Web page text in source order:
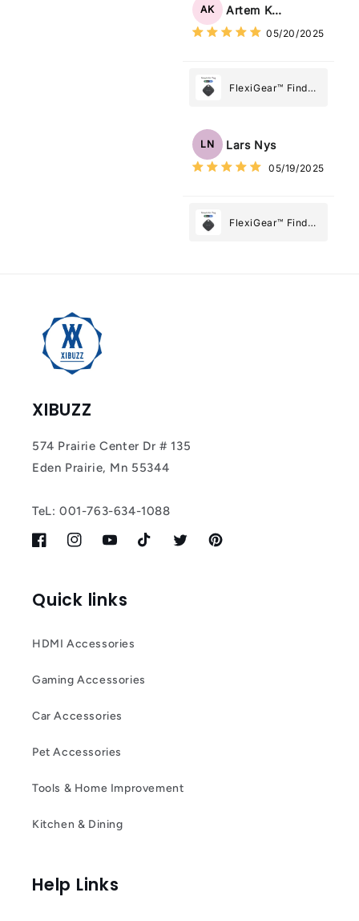
Tag: Never Lose
Most
AK Artem Kuzmenko
05/20/2025
FlexiGear™ Find
Tag: Never Lose
What Matters
Most
LN Lars Nys
05/19/2025
FlexiGear™ Find
XIBUZZ
574 Prairie Center Dr # 135
Eden Prairie, Mn 55344
TeL: 001-763-634-1088
FacebookInstagramYouTubeTikTok TwitterPinterest
Quick links
HDMI Accessories
Gaming Accessories
Car Accessories
Pet Accessories
Tools & Home Improvement
Kitchen & Dining
Help Links